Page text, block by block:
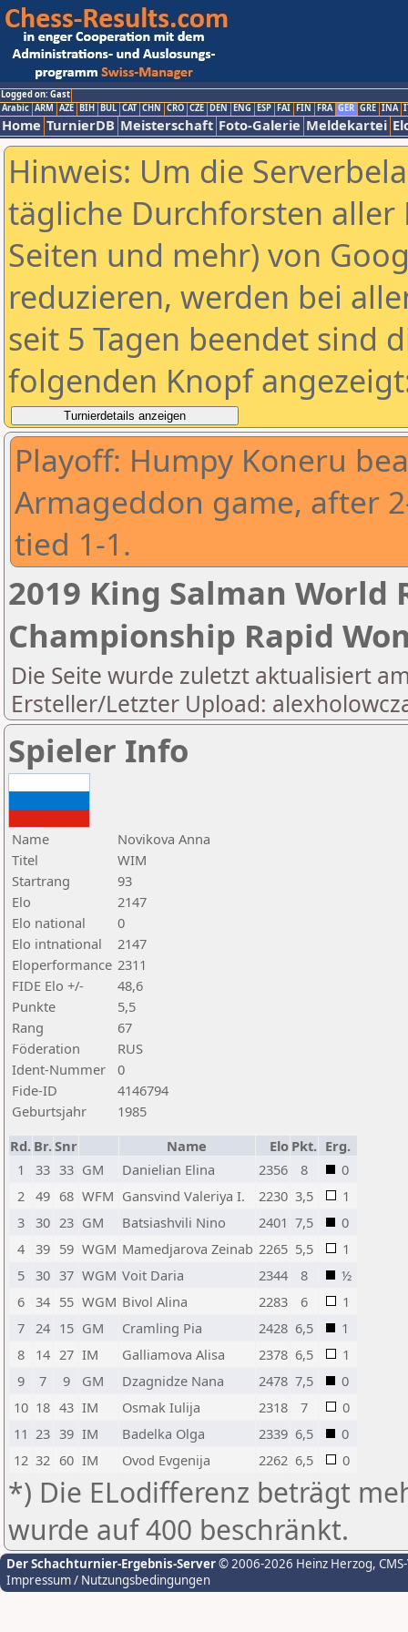
Logged on: Gast
Arabic ARM AZE BIH BUL CAT CHN CRO CZE DEN ENG ESP FAI FIN FRA GER GRE INA
Home TurnierDB Meisterschaft Foto-Galerie Meldekartei
Hinweis: Um die
tägliche Durchforsten aller
Seiten und mehr) von
reduzieren, werden bei
seit 5 Tagen beendet sind
folgenden Knopf
Playoff: Humpy Koneru
Armageddon game, after
tied 1-1.
2019 King Salman World
Championship Rapid
Die Seite wurde zuletzt aktualisiert
Ersteller/Letzter Upload:
Spieler Info
Name
Novikova Anna
Titel
WIM
Startrang
93
Elo
2147
Elo national
0
Elo intnational
2147
Eloperformance 2311
FIDE Elo +/-
48,6
Punkte
5,5
Rang
67
Föderation
RUS
Ident-Nummer
0
Fide-ID
4146794
Geburtsjahr
1985
Rd. Br.Snr Name Elo Pkt. Erg.
1
33 33 GM Danielian Elina 2356 8
0
2
49 68 WFM Gansvind Valeriya I. 2230 3,5
1
3
30 23 GM Batsiashvili Nino 2401 7,5
0
4
39 59 WGM Mamedjarova Zeinab 2265 5,5
1
5
30 37 WGM Voit Daria 2344 8
½
6
34 55 WGM Bivol Alina 2283 6
1
7
24 15 GM Cramling Pia 2428 6,5
1
8
14 27 IM Galliamova Alisa 2378 6,5
1
9
7 9 GM Dzagnidze Nana 2478 7,5
0
10 18 43 IM Osmak Iulija 2318 7
0
11 23 39 IM Badelka Olga 2339 6,5
0
12 32 60 IM Ovod Evgenija 2262 6,5 0
*) Die ELodifferenz beträgt
wurde auf 400 beschränkt.
Der Schachturnier-Ergebnis-Server© 2006-2026 Heinz Herzog,
Impressum / Nutzungsbedingungen